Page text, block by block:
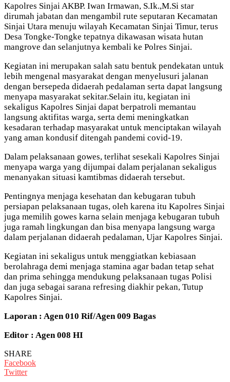
Kapolres Sinjai AKBP. Iwan Irmawan, S.Ik.,M.Si star
dirumah jabatan dan mengambil rute seputaran Kecamatan
Sinjai Utara menuju wilayah Kecamatan Sinjai Timur, terus
Desa Tongke-Tongke tepatnya dikawasan wisata hutan
mangrove dan selanjutnya kembali ke Polres Sinjai.
Kegiatan ini merupakan salah satu bentuk pendekatan untuk
lebih mengenal masyarakat dengan menyelusuri jalanan
dengan bersepeda didaerah pedalaman serta dapat langsung
menyapa masyarakat sekitar.Selain itu, kegiatan ini
sekaligus Kapolres Sinjai dapat berpatroli memantau
langsung aktifitas warga, serta demi meningkatkan
kesadaran terhadap masyarakat untuk menciptakan wilayah
yang aman kondusif ditengah pandemi covid-19.
Dalam pelaksanaan gowes, terlihat sesekali Kapolres Sinjai
menyapa warga yang dijumpai dalam perjalanan sekaligus
menanyakan situasi kamtibmas didaerah tersebut.
Pentingnya menjaga kesehatan dan kebugaran tubuh
persiapan pelaksanaan tugas, oleh karena itu Kapolres Sinjai
juga memilih gowes karna selain menjaga kebugaran tubuh
juga ramah lingkungan dan bisa menyapa langsung warga
dalam perjalanan didaerah pedalaman, Ujar Kapolres Sinjai.
Kegiatan ini sekaligus untuk menggiatkan kebiasaan
berolahraga demi menjaga stamina agar badan tetap sehat
dan prima sehingga mendukung pelaksanaan tugas Polisi
dan juga sebagai sarana refresing diakhir pekan, Tutup
Kapolres Sinjai.
Laporan : Agen 010 Rif/Agen 009 Bagas
Editor : Agen 008 HI
SHARE
Facebook
Twitter